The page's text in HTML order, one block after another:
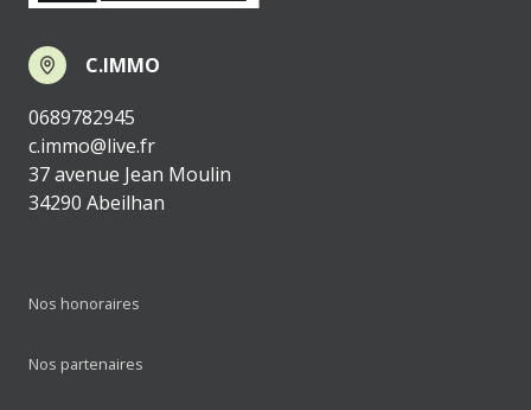
C.IMMO
0689782945
c.immo@live.fr
37 avenue Jean Moulin
34290 Abeilhan
Nos honoraires
Nos partenaires